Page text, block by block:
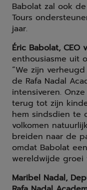
Babolat zal ook
Tours
jaar.
Éric Babolat, CEO
enthousiasme uit
“We zijn
de Rafa Nadal
intensiveren.
terug tot zijn
hem sindsdien te
volkomen
breiden naar de
omdat Babolat
wereldwijde groei
Maribel Nadal,